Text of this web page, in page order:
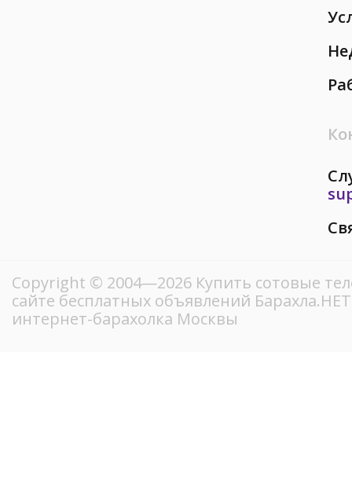
Copyright © 2004—2026 Купить сотовые
сайте бесплатных объявлений
интернет-барахолка Москвы